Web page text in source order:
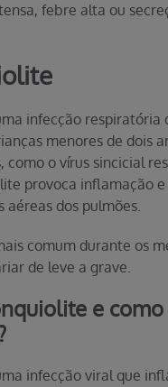
febre alta ou
infecção respiratória
menores de dois
como o vírus sincicial
provoca inflamação
aéreas dos pulmões.
comum durante os
de leve a grave.
e como
infecção viral que